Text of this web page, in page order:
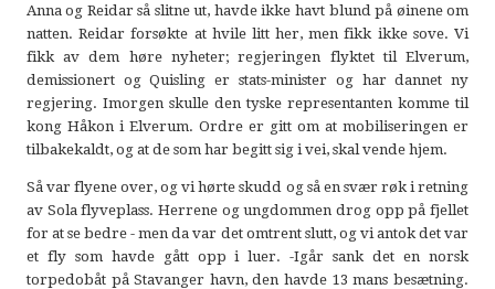
Anna og Reidar så slitne ut, havde ikke havt blund på øinene om
natten. Reidar forsøkte at hvile litt her, men fikk ikke sove. Vi
fikk av dem høre nyheter; regjeringen flyktet til Elverum,
demissionert og Quisling er stats-minister og har dannet ny
regjering. Imorgen skulle den tyske representanten komme til
kong Håkon i Elverum. Ordre er gitt om at mobiliseringen er
tilbakekaldt, og at de som har begitt sig i vei, skal vende hjem.
Så var flyene over, og vi hørte skudd og så en svær røk i retning
av Sola flyveplass. Herrene og ungdommen drog opp på fjellet
for at se bedre - men da var det omtrent slutt, og vi antok det var
et fly som havde gått opp i luer. -Igår sank det en norsk
torpedobåt på Stavanger havn, den havde 13 mans besætning.